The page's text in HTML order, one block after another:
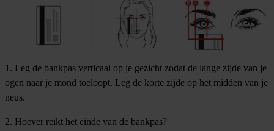
1. Leg de bankpas verticaal op je gezicht zodat de lange zijde van je
ogen naar je mond toeloopt. Leg de korte zijde op het midden van je
neus.
2. Hoever reikt het einde van de bankpas?